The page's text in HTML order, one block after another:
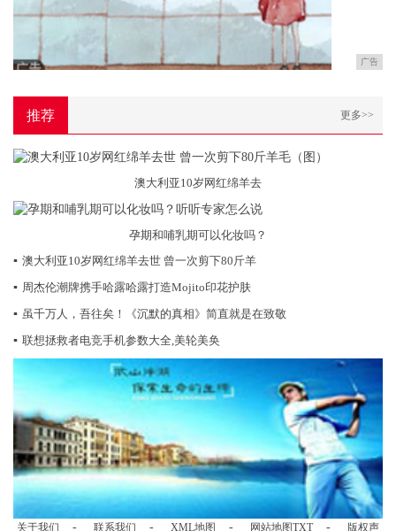
广告
推荐 更多>>
澳大利亚10岁网红绵羊去
孕期和哺乳期可以化妆吗？
▪ 澳大利亚10岁网红绵羊去世 曾一次剪下80斤羊
▪ 周杰伦潮牌携手哈露哈露打造Mojito印花护肤
▪ 虽千万人，吾往矣！《沉默的真相》简直就是在致敬
▪ 联想拯救者电竞手机参数大全,美轮美奂
关于我们 - 联系我们 - XML地图 - 网站地图TXT - 版权声